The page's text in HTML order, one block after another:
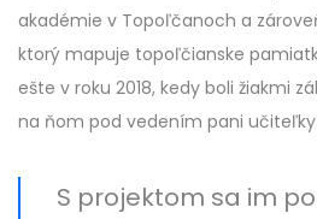
akadémie v Topoľčanoch a
ktorý mapuje topoľčianske
ešte v roku 2018, kedy boli žiakmi
na ňom pod vedením pani učiteľky
S projektom sa im